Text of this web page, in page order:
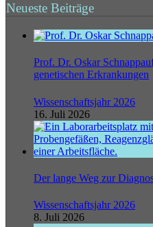
Neueste Beiträge
Prof. Dr. Oskar
genetischen Erkrankungen
Wissenschaftsjahr 2026
16. Juli 2026
Der lange Weg zur
Wissenschaftsjahr 2026
8. Juli 2026